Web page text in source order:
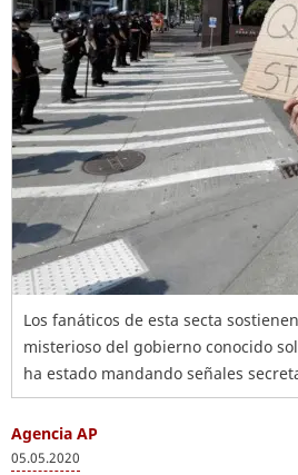
Los fanáticos de esta secta
misterioso del gobierno conocido
ha estado mandando señales
Agencia AP
05.05.2020